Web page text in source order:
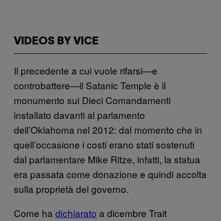
VIDEOS BY VICE
Il precedente a cui vuole rifarsi—e
controbattere—il Satanic Temple è il
monumento sui Dieci Comandamenti
installato davanti al parlamento
dell’Oklahoma nel 2012: dal momento che in
quell’occasione i costi erano stati sostenuti
dal parlamentare Mike Ritze, infatti, la statua
era passata come donazione e quindi accolta
sulla proprietà del governo.
Come ha dichiarato a dicembre Trait